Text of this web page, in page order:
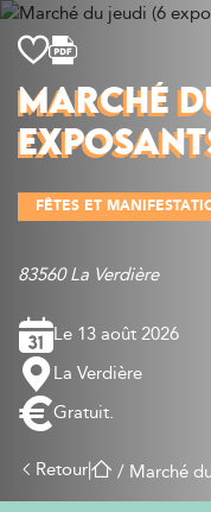
Découvrir
Que faire
Bien manger
Où dormir
Agenda
MARCHÉ
FÊTES ET
83560 La Verdière
Le 13 août 2026
La Verdière
Gratuit.
Retour| / Marché